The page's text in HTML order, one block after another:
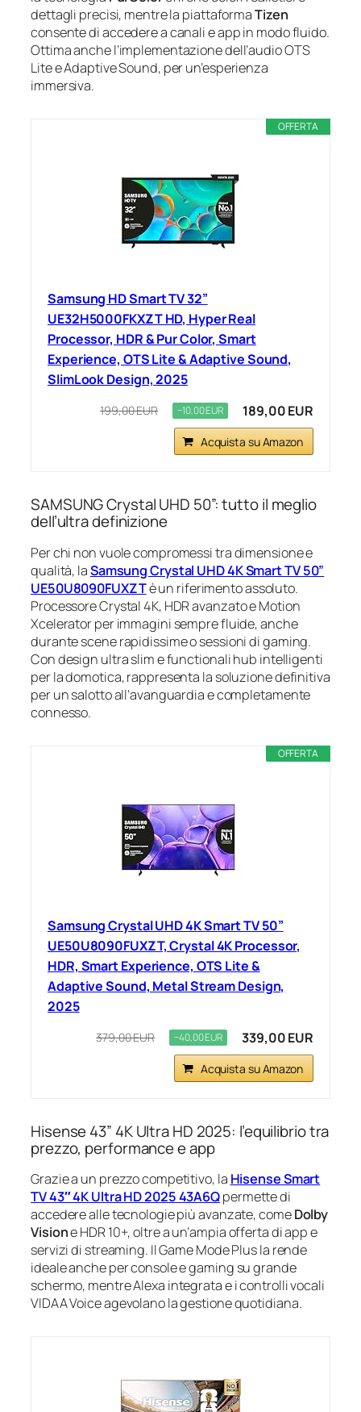
dettagli precisi, mentre la piattaformaTizen
consente di accedere a canali e app in modo fluido.
Ottima anche l’implementazione dell’audio OTS
Lite e Adaptive Sound, per un’esperienza
immersiva.
OFFERTA
Samsung HD Smart TV 32”
UE32H5000FKXZT HD, Hyper Real
Processor, HDR & Pur Color, Smart
Experience, OTS Lite & Adaptive Sound,
SlimLook Design, 2025
199,00 EUR −10,00 EUR 189,00 EUR
Acquista su Amazon
SAMSUNG Crystal UHD 50”: tutto il meglio
dell’ultra definizione
Per chi non vuole compromessi tra dimensione e
qualità, laSamsung Crystal UHD 4K Smart TV 50”
UE50U8090FUXZTè un riferimento assoluto.
Processore Crystal 4K, HDR avanzato e Motion
Xcelerator per immagini sempre fluide, anche
durante scene rapidissime o sessioni di gaming.
Con design ultra slim e functionali hub intelligenti
per la domotica, rappresenta la soluzione definitiva
per un salotto all’avanguardia e completamente
connesso.
OFFERTA
Samsung Crystal UHD 4K Smart TV 50”
UE50U8090FUXZT, Crystal 4K Processor,
HDR, Smart Experience, OTS Lite &
Adaptive Sound, Metal Stream Design,
2025
379,00 EUR −40,00 EUR 339,00 EUR
Acquista su Amazon
Hisense 43” 4K Ultra HD 2025: l’equilibrio tra
prezzo, performance e app
Grazie a un prezzo competitivo, la Hisense Smart
TV 43″ 4K Ultra HD 2025 43A6Qpermette di
accedere alle tecnologie più avanzate, comeDolby
Visione HDR 10+, oltre a un’ampia offerta di app e
servizi di streaming. Il Game Mode Plus la rende
ideale anche per console e gaming su grande
schermo, mentre Alexa integrata e i controlli vocali
VIDAA Voice agevolano la gestione quotidiana.